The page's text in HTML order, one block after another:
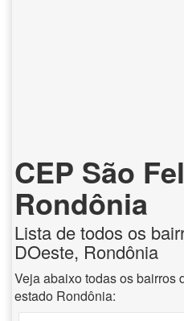
CEP São
Rondônia
Lista de todos os
DOeste, Rondônia
Veja abaixo todas os bairros
estado Rondônia: